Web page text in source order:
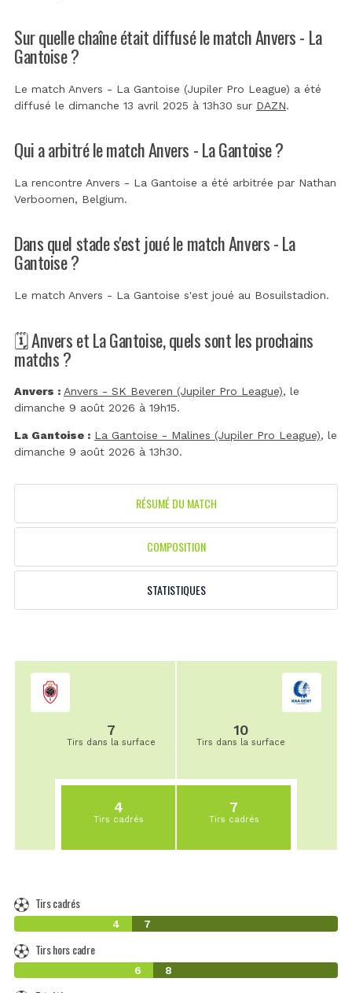
Sur quelle chaîne était diffusé le match Anvers - La
Gantoise ?
Le match Anvers - La Gantoise (Jupiler Pro League) a été
diffusé le dimanche 13 avril 2025 à 13h30 sur DAZN.
Qui a arbitré le match Anvers - La Gantoise ?
La rencontre Anvers - La Gantoise a été arbitrée par Nathan
Verboomen, Belgium.
Dans quel stade s'est joué le match Anvers - La
Gantoise ?
Le match Anvers - La Gantoise s'est joué au Bosuilstadion.
🗓️ Anvers et La Gantoise, quels sont les prochains
matchs ?
Anvers : Anvers - SK Beveren (Jupiler Pro League), le
dimanche 9 août 2026 à 19h15.
La Gantoise : La Gantoise - Malines (Jupiler Pro League), le
dimanche 9 août 2026 à 13h30.
RÉSUMÉ DU MATCH
COMPOSITION
STATISTIQUES
7
Tirs dans la surface
4
Tirs cadrés
10
Tirs dans la surface
7
Tirs cadrés
Tirs cadrés
4 7
Tirs hors cadre
6 8